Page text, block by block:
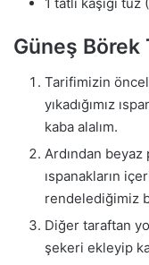
Güneş Börek
Tarifimizin
yıkadığımız
kaba alalım.
Ardından beyaz
ıspanakların
rendelediğimiz
Diğer taraftan
şekeri ekleyip